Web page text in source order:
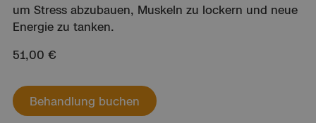
um Stress abzubauen, Muskeln zu lockern und neue
Energie zu tanken.
51,00 €
Behandlung buchen